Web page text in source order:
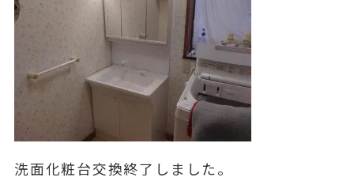
洗面化粧台交換終了しました。